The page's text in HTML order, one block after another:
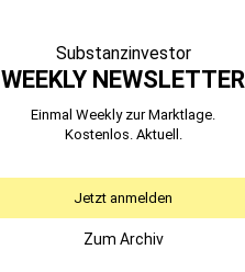
Substanzinvestor
WEEKLY NEWSLETTER
Einmal Weekly zur Marktlage.
Kostenlos. Aktuell.
Jetzt anmelden
Zum Archiv